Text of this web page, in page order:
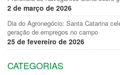
2 de março de 2026
Dia do Agronegócio: Santa Catarina
geração de empregos no campo
25 de fevereiro de 2026
CATEGORIAS